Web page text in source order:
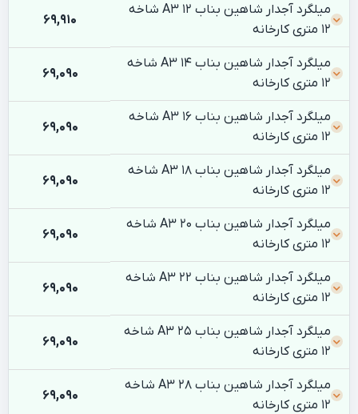
میلگرد آجدار شاهین بناب 12 A3 شاخه
12 متری کارخانه
69,910
میلگرد آجدار شاهین بناب 14 A3 شاخه
12 متری کارخانه
69,090
میلگرد آجدار شاهین بناب 16 A3 شاخه
12 متری کارخانه
69,090
میلگرد آجدار شاهین بناب 18 A3 شاخه
12 متری کارخانه
69,090
میلگرد آجدار شاهین بناب 20 A3 شاخه
12 متری کارخانه
69,090
میلگرد آجدار شاهین بناب 22 A3 شاخه
12 متری کارخانه
69,090
میلگرد آجدار شاهین بناب 25 A3 شاخه
12 متری کارخانه
69,090
میلگرد آجدار شاهین بناب 28 A3 شاخه
12 متری کارخانه
69,090